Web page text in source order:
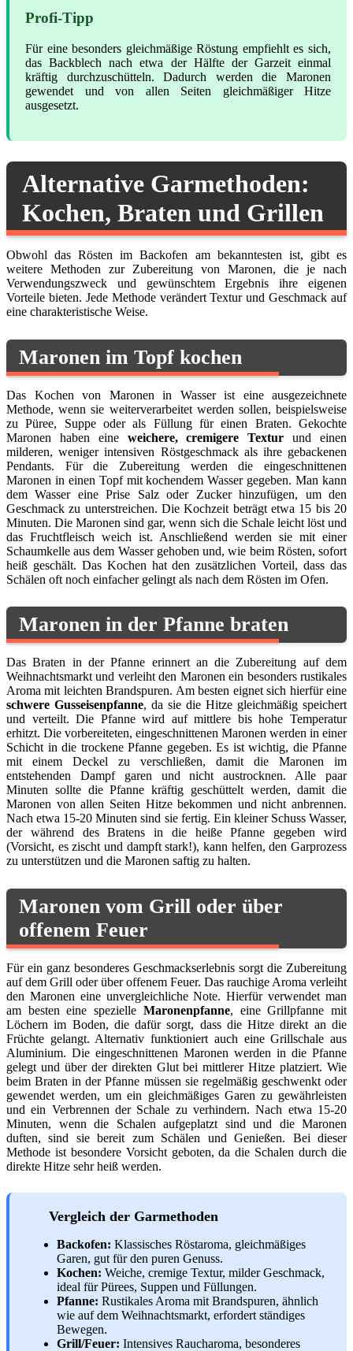
Profi-Tipp
Für eine besonders gleichmäßige Röstung empfiehlt es sich,
das Backblech nach etwa der Hälfte der Garzeit einmal
kräftig durchzuschütteln. Dadurch werden die Maronen
gewendet und von allen Seiten gleichmäßiger Hitze
ausgesetzt.
Alternative Garmethoden:
Kochen, Braten und Grillen
Obwohl das Rösten im Backofen am bekanntesten ist, gibt es
weitere Methoden zur Zubereitung von Maronen, die je nach
Verwendungszweck und gewünschtem Ergebnis ihre eigenen
Vorteile bieten. Jede Methode verändert Textur und Geschmack auf
eine charakteristische Weise.
Maronen im Topf kochen
Das Kochen von Maronen in Wasser ist eine ausgezeichnete
Methode, wenn sie weiterverarbeitet werden sollen, beispielsweise
zu Püree, Suppe oder als Füllung für einen Braten. Gekochte
Maronen haben eine weichere, cremigere Textur und einen
milderen, weniger intensiven Röstgeschmack als ihre gebackenen
Pendants. Für die Zubereitung werden die eingeschnittenen
Maronen in einen Topf mit kochendem Wasser gegeben. Man kann
dem Wasser eine Prise Salz oder Zucker hinzufügen, um den
Geschmack zu unterstreichen. Die Kochzeit beträgt etwa 15 bis 20
Minuten. Die Maronen sind gar, wenn sich die Schale leicht löst und
das Fruchtfleisch weich ist. Anschließend werden sie mit einer
Schaumkelle aus dem Wasser gehoben und, wie beim Rösten, sofort
heiß geschält. Das Kochen hat den zusätzlichen Vorteil, dass das
Schälen oft noch einfacher gelingt als nach dem Rösten im Ofen.
Maronen in der Pfanne braten
Das Braten in der Pfanne erinnert an die Zubereitung auf dem
Weihnachtsmarkt und verleiht den Maronen ein besonders rustikales
Aroma mit leichten Brandspuren. Am besten eignet sich hierfür eine
schwere Gusseisenpfanne, da sie die Hitze gleichmäßig speichert
und verteilt. Die Pfanne wird auf mittlere bis hohe Temperatur
erhitzt. Die vorbereiteten, eingeschnittenen Maronen werden in einer
Schicht in die trockene Pfanne gegeben. Es ist wichtig, die Pfanne
mit einem Deckel zu verschließen, damit die Maronen im
entstehenden Dampf garen und nicht austrocknen. Alle paar
Minuten sollte die Pfanne kräftig geschüttelt werden, damit die
Maronen von allen Seiten Hitze bekommen und nicht anbrennen.
Nach etwa 15-20 Minuten sind sie fertig. Ein kleiner Schuss Wasser,
der während des Bratens in die heiße Pfanne gegeben wird
(Vorsicht, es zischt und dampft stark!), kann helfen, den Garprozess
zu unterstützen und die Maronen saftig zu halten.
Maronen vom Grill oder über
offenem Feuer
Für ein ganz besonderes Geschmackserlebnis sorgt die Zubereitung
auf dem Grill oder über offenem Feuer. Das rauchige Aroma verleiht
den Maronen eine unvergleichliche Note. Hierfür verwendet man
am besten eine spezielle Maronenpfanne, eine Grillpfanne mit
Löchern im Boden, die dafür sorgt, dass die Hitze direkt an die
Früchte gelangt. Alternativ funktioniert auch eine Grillschale aus
Aluminium. Die eingeschnittenen Maronen werden in die Pfanne
gelegt und über der direkten Glut bei mittlerer Hitze platziert. Wie
beim Braten in der Pfanne müssen sie regelmäßig geschwenkt oder
gewendet werden, um ein gleichmäßiges Garen zu gewährleisten
und ein Verbrennen der Schale zu verhindern. Nach etwa 15-20
Minuten, wenn die Schalen aufgeplatzt sind und die Maronen
duften, sind sie bereit zum Schälen und Genießen. Bei dieser
Methode ist besondere Vorsicht geboten, da die Schalen durch die
direkte Hitze sehr heiß werden.
Vergleich der Garmethoden
Backofen: Klassisches Röstaroma, gleichmäßiges
Garen, gut für den puren Genuss.
Kochen: Weiche, cremige Textur, milder Geschmack,
ideal für Pürees, Suppen und Füllungen.
Pfanne: Rustikales Aroma mit Brandspuren, ähnlich
wie auf dem Weihnachtsmarkt, erfordert ständiges
Bewegen.
Grill/Feuer: Intensives Raucharoma, besonderes